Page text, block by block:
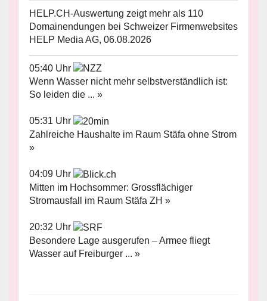
HELP.CH-Auswertung zeigt mehr als 110
Domainendungen bei Schweizer Firmenwebsites
HELP Media AG, 06.08.2026
05:40 Uhr
Wenn Wasser nicht mehr selbstverständlich ist:
So leiden die ... »
05:31 Uhr
Zahlreiche Haushalte im Raum Stäfa ohne Strom
»
04:09 Uhr
Mitten im Hochsommer: Grossflächiger
Stromausfall im Raum Stäfa ZH »
20:32 Uhr
Besondere Lage ausgerufen – Armee fliegt
Wasser auf Freiburger ... »